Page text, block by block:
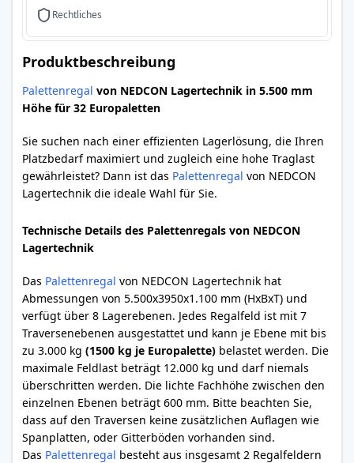
Rechtliches
Produktbeschreibung
Palettenregal von NEDCON Lagertechnik in 5.500 mm
Höhe für 32 Europaletten
Sie suchen nach einer effizienten Lagerlösung, die Ihren
Platzbedarf maximiert und zugleich eine hohe Traglast
gewährleistet? Dann ist das Palettenregal von NEDCON
Lagertechnik die ideale Wahl für Sie.
Technische Details des Palettenregals von NEDCON
Lagertechnik
Das Palettenregal von NEDCON Lagertechnik hat
Abmessungen von 5.500x3950x1.100 mm (HxBxT) und
verfügt über 8 Lagerebenen. Jedes Regalfeld ist mit 7
Traversenebenen ausgestattet und kann je Ebene mit bis
zu 3.000 kg (1500 kg je Europalette) belastet werden. Die
maximale Feldlast beträgt 12.000 kg und darf niemals
überschritten werden. Die lichte Fachhöhe zwischen den
einzelnen Ebenen beträgt 600 mm. Bitte beachten Sie,
dass auf den Traversen keine zusätzlichen Auflagen wie
Spanplatten, oder Gitterböden vorhanden sind.
Das Palettenregal besteht aus insgesamt 2 Regalfeldern